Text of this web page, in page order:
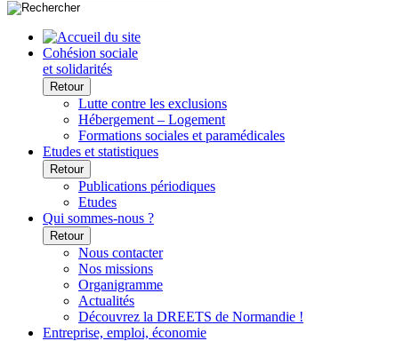
Cohésion sociale
et solidarités
Retour
Lutte contre les exclusions
Hébergement – Logement
Formations sociales et paramédicales
Etudes et statistiques
Retour
Publications périodiques
Etudes
Qui sommes-nous ?
Retour
Nous contacter
Nos missions
Organigramme
Actualités
Découvrez la DREETS de Normandie !
Entreprise, emploi, économie